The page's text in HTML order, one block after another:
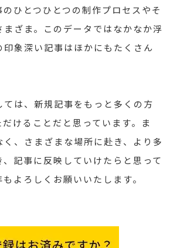
ひとつひとつの制作プロセスやそ
まざま。このデータではなかなか浮
印象深い記事はほかにもたくさん
は、新規記事をもっと多くの方
けることだと思っています。ま
、さまざまな場所に赴き、より多
、記事に反映していけたらと思って
よろしくお願いいたします。